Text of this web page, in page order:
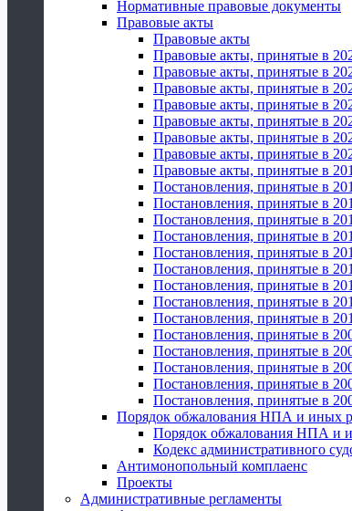
Нормативные правовые документы
Правовые акты
Правовые акты
Правовые акты, принятые в
Правовые акты, принятые в
Правовые акты, принятые в
Правовые акты, принятые в
Правовые акты, принятые в
Правовые акты, принятые в
Правовые акты, принятые в
Правовые акты, принятые в
Постановления, принятые в
Постановления, принятые в
Постановления, принятые в
Постановления, принятые в
Постановления, принятые в
Постановления, принятые в
Постановления, принятые в
Постановления, принятые в
Постановления, принятые в
Постановления, принятые в
Постановления, принятые в
Постановления, принятые в
Постановления, принятые в
Постановления, принятые в
Порядок обжалования НПА и иных
Порядок обжалования НПА и
Кодекс административного
Антимонопольный комплаенс
Проекты
Административные регламенты